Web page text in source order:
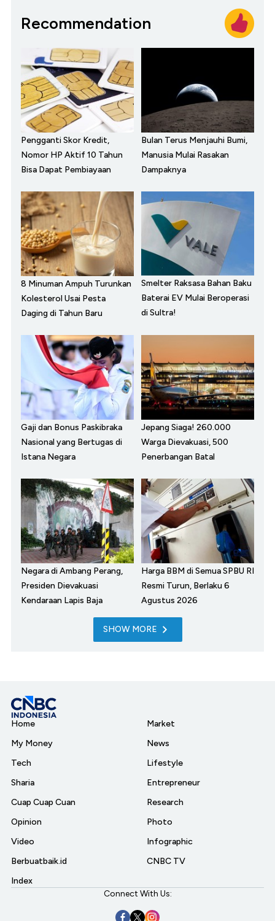
Recommendation
Pengganti Skor Kredit,
Nomor HP Aktif 10 Tahun
Bisa Dapat Pembiayaan
Bulan Terus Menjauhi Bumi,
Manusia Mulai Rasakan
Dampaknya
8 Minuman Ampuh Turunkan
Kolesterol Usai Pesta
Daging di Tahun Baru
Smelter Raksasa Bahan Baku
Baterai EV Mulai Beroperasi
di Sultra!
Gaji dan Bonus Paskibraka
Nasional yang Bertugas di
Istana Negara
Jepang Siaga! 260.000
Warga Dievakuasi, 500
Penerbangan Batal
Negara di Ambang Perang,
Presiden Dievakuasi
Kendaraan Lapis Baja
Harga BBM di Semua SPBU RI
Resmi Turun, Berlaku 6
Agustus 2026
SHOW MORE
Home
My Money
Tech
Sharia
Cuap Cuap Cuan
Opinion
Video
Berbuatbaik.id
Index
Market
News
Lifestyle
Entrepreneur
Research
Photo
Infographic
CNBC TV
Connect With Us: